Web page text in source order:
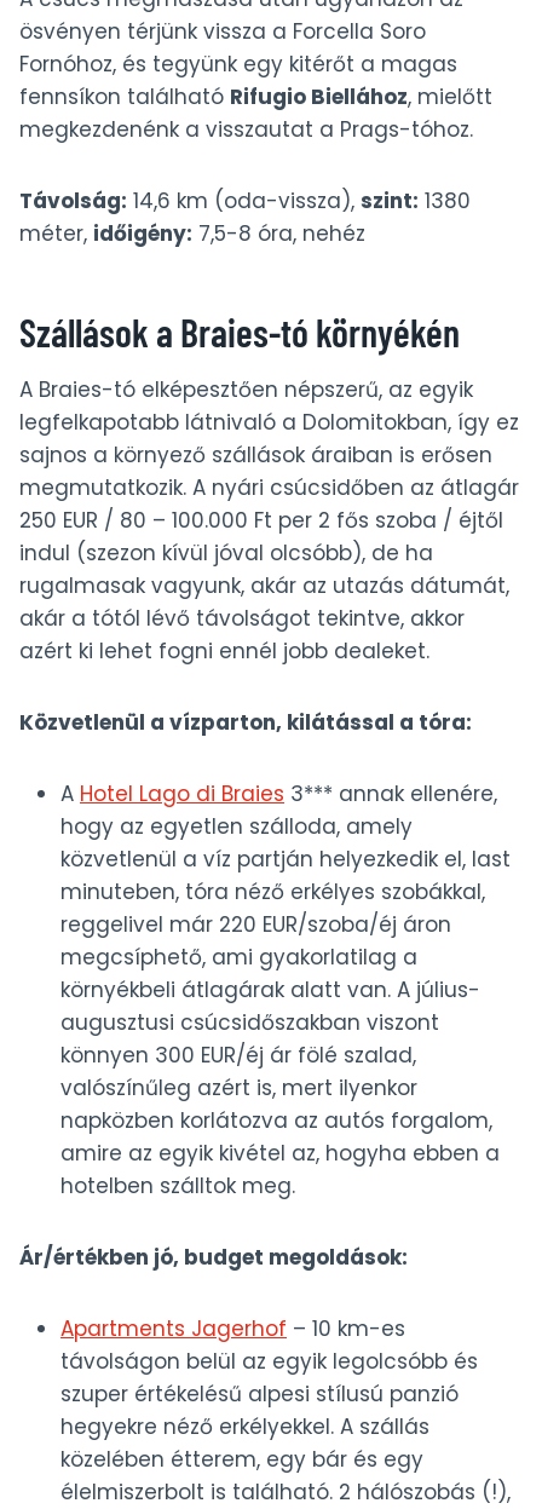
ösvényen térjünk vissza a Forcella Soro
Fornóhoz, és tegyünk egy kitérőt a magas
fennsíkon található Rifugio Biellához, mielőtt
megkezdenénk a visszautat a Prags-tóhoz.
Távolság: 14,6 km (oda-vissza), szint: 1380
méter, időigény: 7,5-8 óra, nehéz
Szállások a Braies-tó környékén
A Braies-tó elképesztően népszerű, az egyik
legfelkapotabb látnivaló a Dolomitokban, így ez
sajnos a környező szállások áraiban is erősen
megmutatkozik. A nyári csúcsidőben az átlagár
250 EUR / 80 – 100.000 Ft per 2 fős szoba / éjtől
indul (szezon kívül jóval olcsóbb), de ha
rugalmasak vagyunk, akár az utazás dátumát,
akár a tótól lévő távolságot tekintve, akkor
azért ki lehet fogni ennél jobb dealeket.
Közvetlenül a vízparton, kilátással a tóra:
A Hotel Lago di Braies 3*** annak ellenére,
hogy az egyetlen szálloda, amely
közvetlenül a víz partján helyezkedik el, last
minuteben, tóra néző erkélyes szobákkal,
reggelivel már 220 EUR/szoba/éj áron
megcsíphető, ami gyakorlatilag a
környékbeli átlagárak alatt van. A július-
augusztusi csúcsidőszakban viszont
könnyen 300 EUR/éj ár fölé szalad,
valószínűleg azért is, mert ilyenkor
napközben korlátozva az autós forgalom,
amire az egyik kivétel az, hogyha ebben a
hotelben szálltok meg.
Ár/értékben jó, budget megoldások:
Apartments Jagerhof – 10 km-es
távolságon belül az egyik legolcsóbb és
szuper értékelésű alpesi stílusú panzió
hegyekre néző erkélyekkel. A szállás
közelében étterem, egy bár és egy
élelmiszerbolt is található. 2 hálószobás (!),